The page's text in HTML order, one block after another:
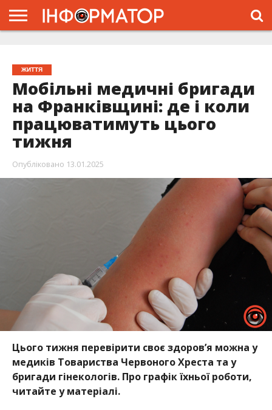
ЖИТТЯ
Мобільні медичні бригади
на Франківщині: де і коли
працюватимуть цього
тижня
Опубліковано 13.01.2025
Цього тижня перевірити своє здоров’я можна у
медиків Товариства Червоного Хреста та у
бригади гінекологів. Про графік їхньої роботи,
читайте у матеріалі.